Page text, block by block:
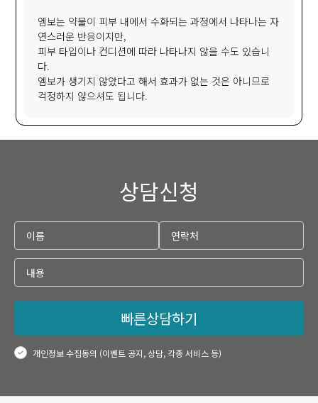
엠보는 약물이 피부 내에서 수화되는 과정에서 나타나는 자
연스러운 반응이지만,
피부 타입이나 컨디션에 따라 나타나지 않을 수도 있습니
다.
엠보가 생기지 않았다고 해서 효과가 없는 것은 아니므로
걱정하지 않으셔도 됩니다.
상담신청
빠른상담하기
개인정보 수집동의 (이벤트 공지, 상담, 각종 서비스 등)